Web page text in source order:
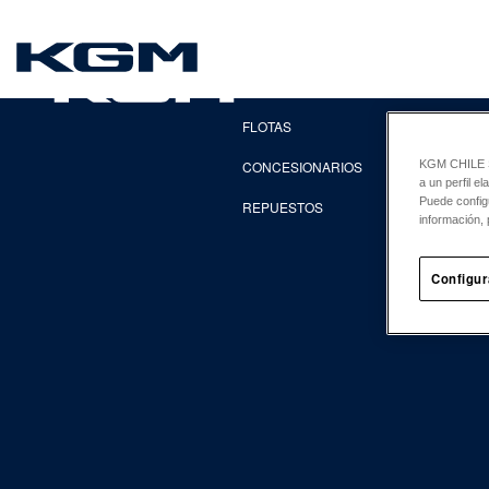
SsangYong
FLOTAS
CONCESIONARIOS
REPUESTOS
KGM
a un perfil
Puede
información,